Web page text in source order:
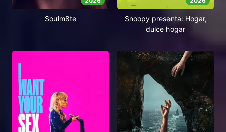
Soulm8te
Snoopy presenta: Hogar,
dulce hogar